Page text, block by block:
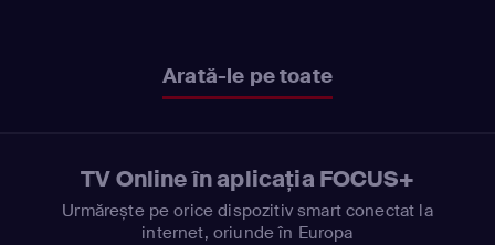
Arată-le pe toate
TV Online în aplicația FOCUS+
Urmărește pe orice dispozitiv smart conectat la
internet, oriunde în Europa